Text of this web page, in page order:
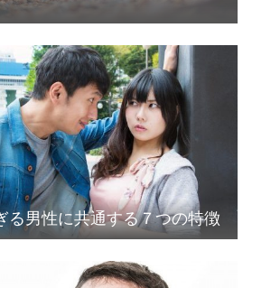
る男性に共通する７つの特徴